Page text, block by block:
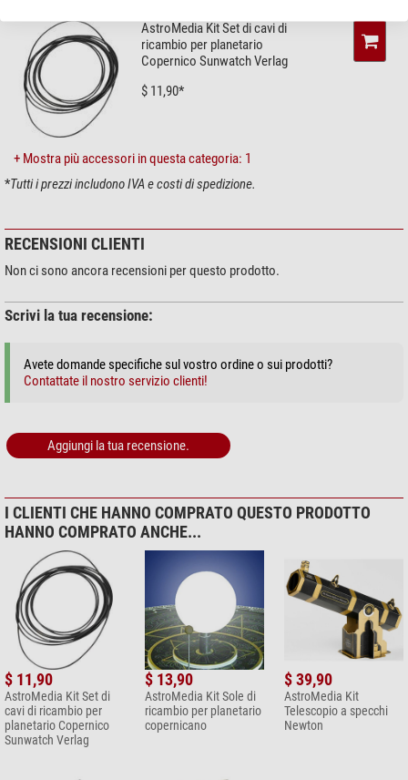
PDF su richiesta.
AstroMedia Kit Set di cavi di
ricambio per planetario
Copernico Sunwatch Verlag
$ 11,90*
+ Mostra più accessori in questa categoria: 1
*Tutti i prezzi includono IVA e costi di spedizione.
RECENSIONI CLIENTI
Non ci sono ancora recensioni per questo prodotto.
Scrivi la tua recensione:
Avete domande specifiche sul vostro ordine o sui prodotti?
Contattate il nostro servizio clienti!
Aggiungi la tua recensione.
I CLIENTI CHE HANNO COMPRATO QUESTO PRODOTTO
HANNO COMPRATO ANCHE...
$ 11,90
AstroMedia Kit Set di
cavi di ricambio per
planetario Copernico
Sunwatch Verlag
$ 13,90
AstroMedia Kit Sole di
ricambio per planetario
copernicano
$ 39,90
AstroMedia Kit
Telescopio a specchi
Newton